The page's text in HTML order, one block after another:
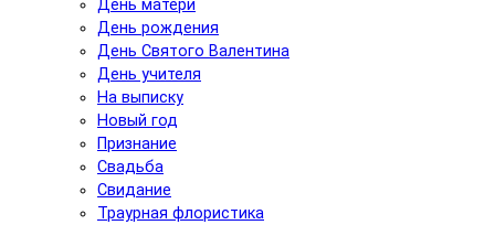
День матери
День рождения
День Святого Валентина
День учителя
На выписку
Новый год
Признание
Свадьба
Свидание
Траурная флористика